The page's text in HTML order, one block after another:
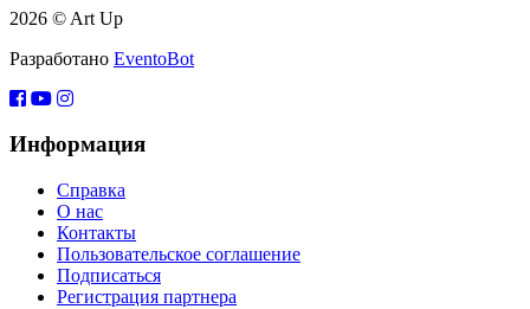
2026 © Art Up
Разработано EventoBot
Информация
Справка
О нас
Контакты
Пользовательское соглашение
Подписаться
Регистрация партнера